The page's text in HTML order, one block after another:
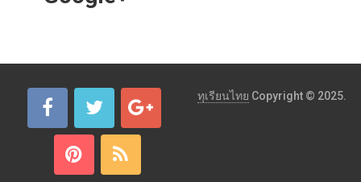
ทุเรียนไทย Copyright © 2025.